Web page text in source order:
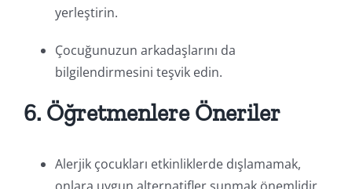
yerleştirin.
Çocuğunuzun arkadaşlarını da
bilgilendirmesini teşvik edin.
6. Öğretmenlere Öneriler
Alerjik çocukları etkinliklerde dışlamamak,